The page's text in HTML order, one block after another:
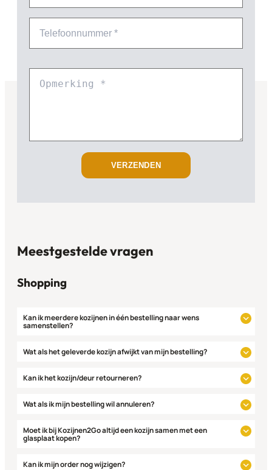
VERZENDEN
Meestgestelde vragen
Shopping
Kan ik meerdere kozijnen in één bestelling naar wens
samenstellen?
Wat als het geleverde kozijn afwijkt van mijn bestelling?
Kan ik het kozijn/deur retourneren?
Wat als ik mijn bestelling wil annuleren?
Moet ik bij Kozijnen2Go altijd een kozijn samen met een
glasplaat kopen?
Kan ik mijn order nog wijzigen?